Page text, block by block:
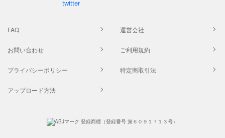
FAQ 運営会社
お問い合わせ ご利用規約
プライバシーポリシー 特定商取引法
アップロード方法